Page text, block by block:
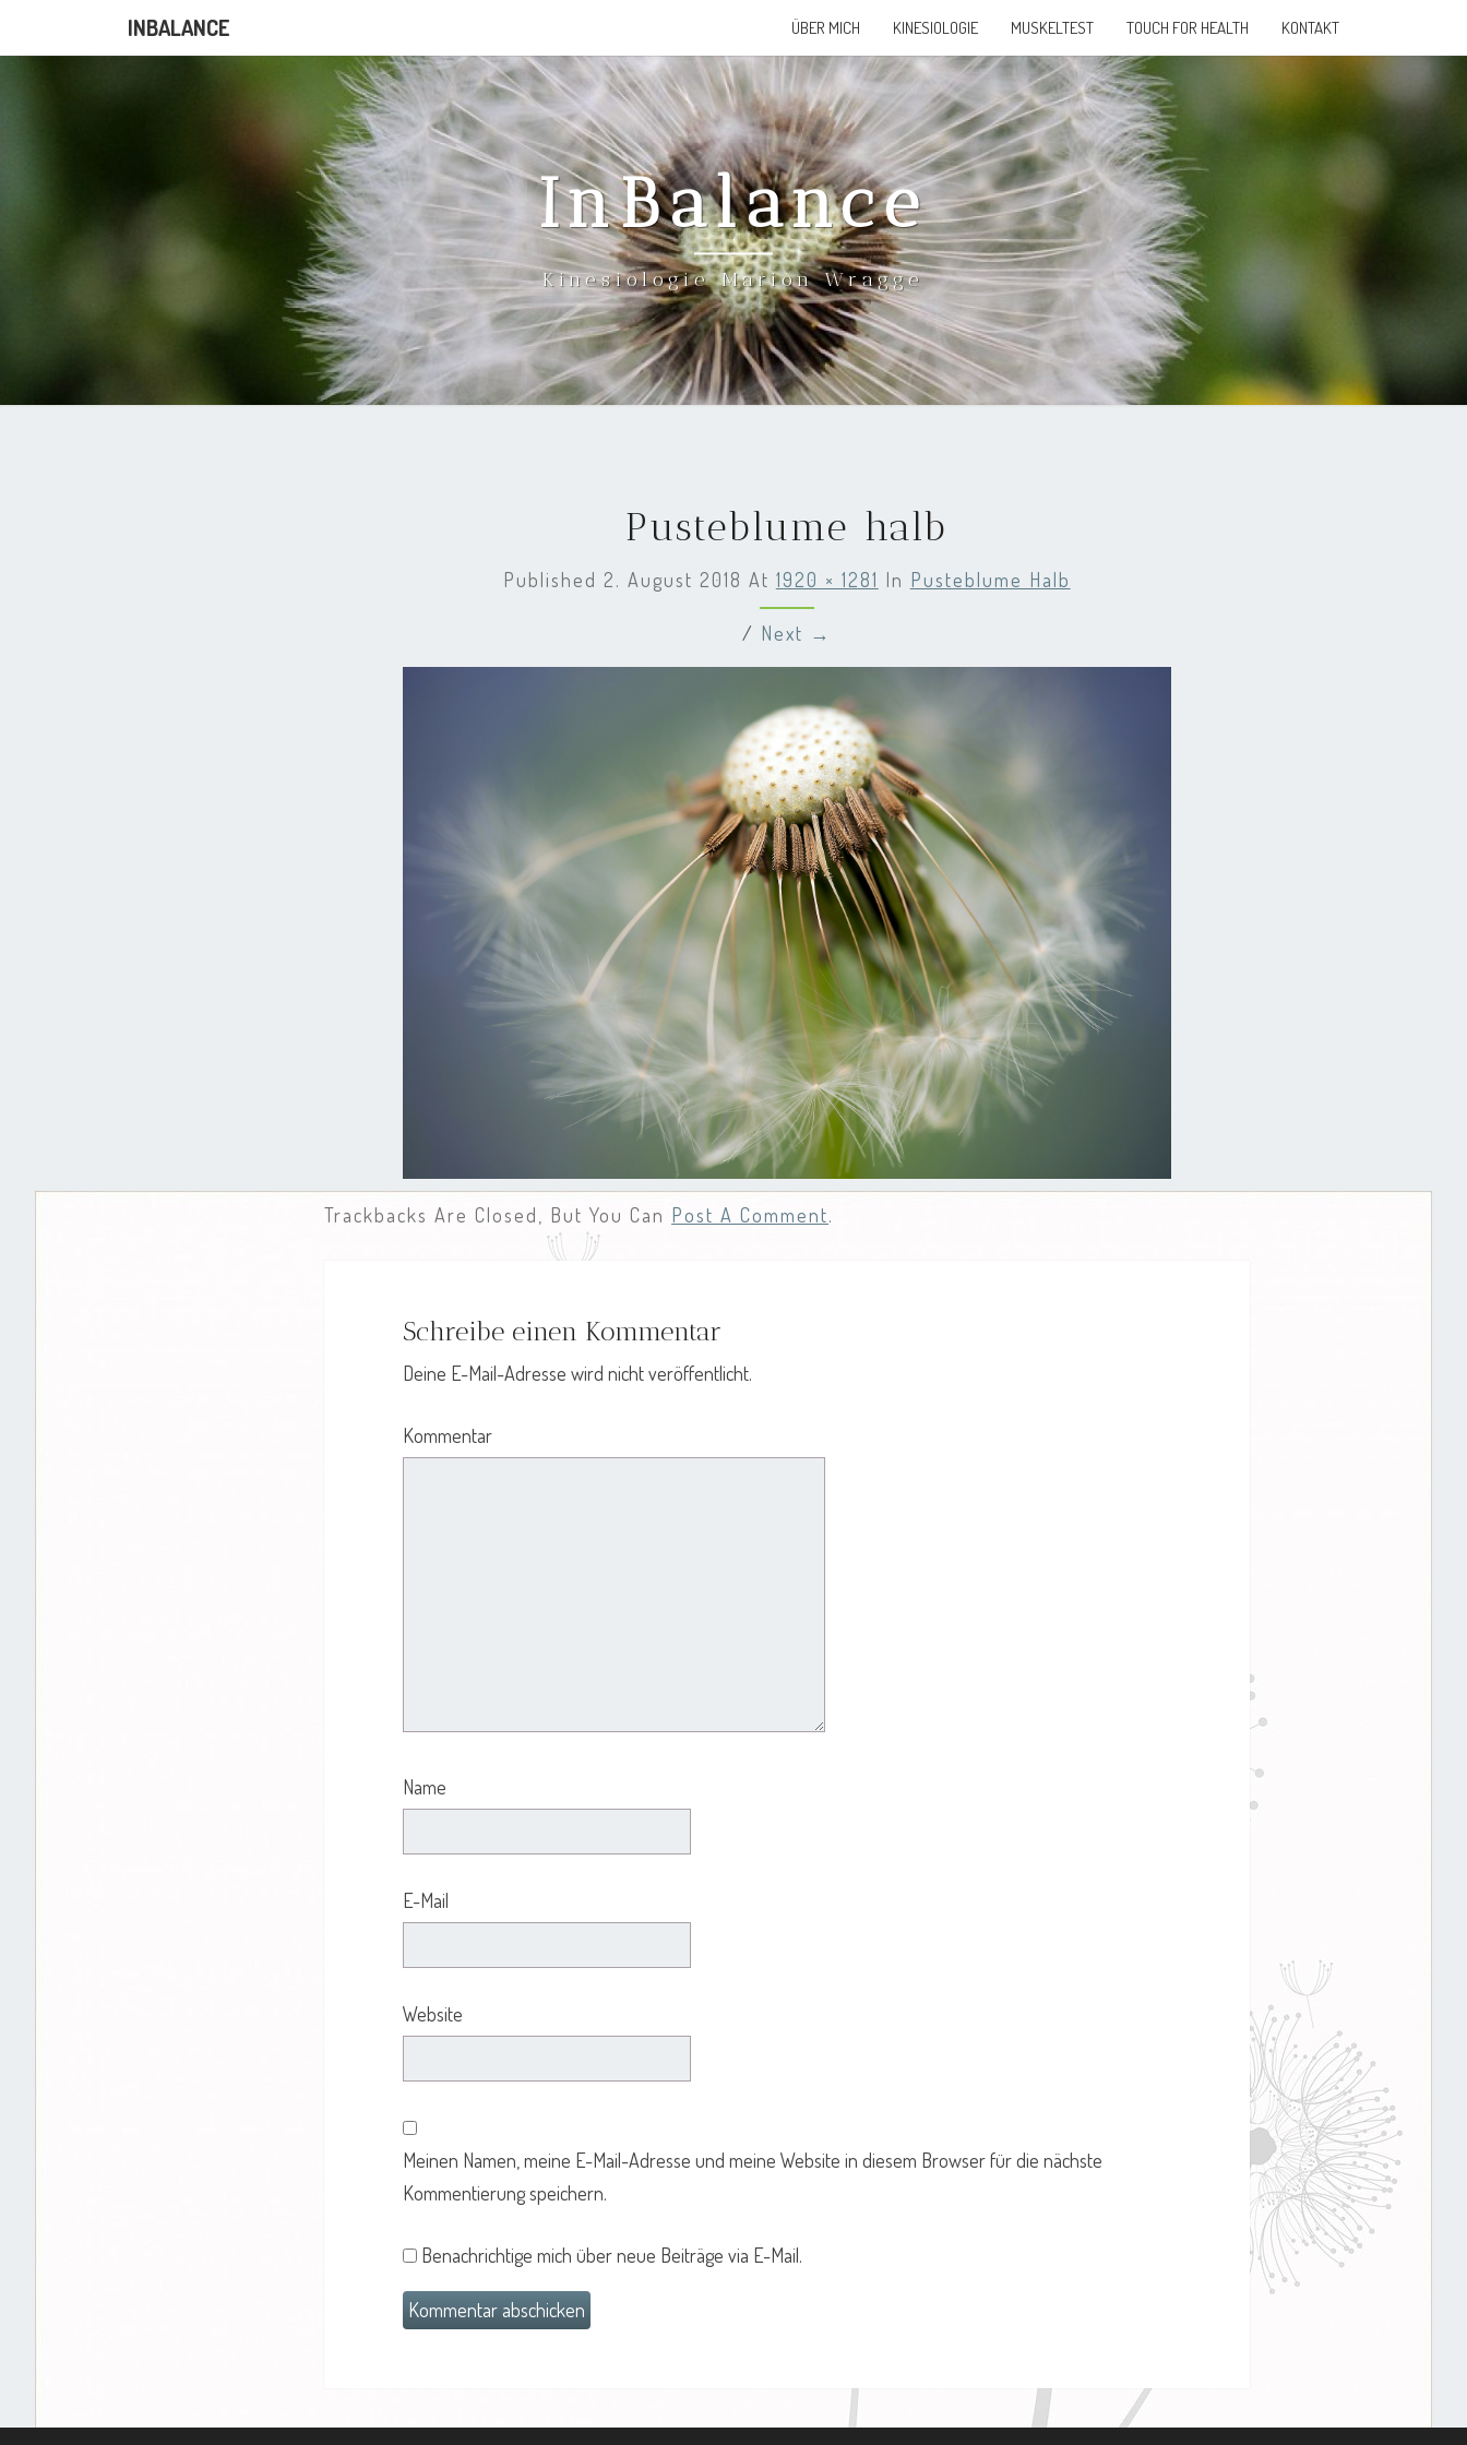
INBALANCE ÜBER MICH KINESIOLOGIE MUSKELTEST TOUCH FOR HEALTH KONTAKT
InBalance
Kinesiologie Marion Wragge
Pusteblume halb
Published 2. August 2018 At 1920 × 1281 In Pusteblume Halb
/ Next →
Trackbacks Are Closed, But You Can Post A Comment.
Schreibe einen Kommentar
Deine E-Mail-Adresse wird nicht veröffentlicht.
Kommentar
Name
E-Mail
Website
Meinen Namen, meine E-Mail-Adresse und meine Website in diesem Browser für die nächste
Kommentierung speichern.
Benachrichtige mich über neue Beiträge via E-Mail.